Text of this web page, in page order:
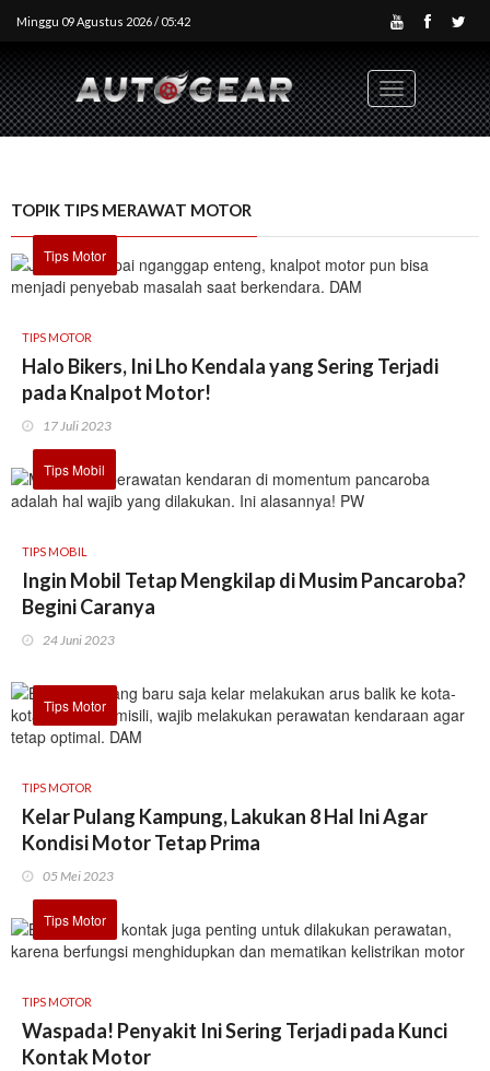
Minggu 09 Agustus 2026 / 05:42
Toggle
navigation
TOPIK TIPS MERAWAT MOTOR
Tips Motor
TIPS MOTOR
Halo Bikers, Ini Lho Kendala yang Sering Terjadi
pada Knalpot Motor!
17 Juli 2023
Tips Mobil
TIPS MOBIL
Ingin Mobil Tetap Mengkilap di Musim Pancaroba?
Begini Caranya
24 Juni 2023
Tips Motor
TIPS MOTOR
Kelar Pulang Kampung, Lakukan 8 Hal Ini Agar
Kondisi Motor Tetap Prima
05 Mei 2023
Tips Motor
TIPS MOTOR
Waspada! Penyakit Ini Sering Terjadi pada Kunci
Kontak Motor